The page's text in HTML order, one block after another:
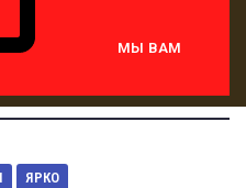
МЫ ВАМ
ЯРКО